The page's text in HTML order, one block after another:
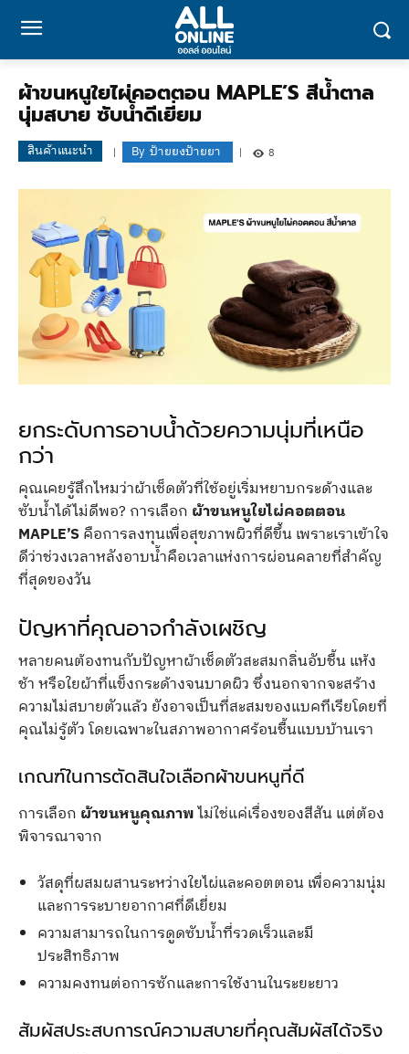
ผ้าขนหนูใยไผ่คอตตอน MAPLE’S สีน้ำตาล
นุ่มสบาย ซับน้ำดีเยี่ยม
สินค้าแนะนำ By ป้ายยงป้ายยา 8
ยกระดับการอาบน้ำด้วยความนุ่มที่เหนือ
กว่า
คุณเคยรู้สึกไหมว่าผ้าเช็ดตัวที่ใช้อยู่เริ่มหยาบกระด้างและ
ซับน้ำได้ไม่ดีพอ? การเลือก ผ้าขนหนูใยไผ่คอตตอน
MAPLE’Sคือการลงทุนเพื่อสุขภาพผิวที่ดีขึ้น เพราะเราเข้าใจ
ดีว่าช่วงเวลาหลังอาบน้ำคือเวลาแห่งการผ่อนคลายที่สำคัญ
ที่สุดของวัน
ปัญหาที่คุณอาจกำลังเผชิญ
หลายคนต้องทนกับปัญหาผ้าเช็ดตัวสะสมกลิ่นอับชื้น แห้ง
ช้า หรือใยผ้าที่แข็งกระด้างจนบาดผิว ซึ่งนอกจากจะสร้าง
ความไม่สบายตัวแล้ว ยังอาจเป็นที่สะสมของแบคทีเรียโดยที่
คุณไม่รู้ตัว โดยเฉพาะในสภาพอากาศร้อนชื้นแบบบ้านเรา
เกณฑ์ในการตัดสินใจเลือกผ้าขนหนูที่ดี
การเลือก ผ้าขนหนูคุณภาพไม่ใช่แค่เรื่องของสีสัน แต่ต้อง
พิจารณาจาก
วัสดุที่ผสมผสานระหว่างใยไผ่และคอตตอน เพื่อความนุ่ม
และการระบายอากาศที่ดีเยี่ยม
ความสามารถในการดูดซับน้ำที่รวดเร็วและมี
ประสิทธิภาพ
ความคงทนต่อการซักและการใช้งานในระยะยาว
สัมผัสประสบการณ์ความสบายที่คุณสัมผัสได้จริง